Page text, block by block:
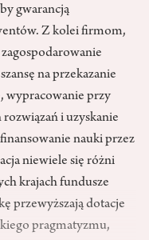
gwarancją
Z kolei firmom,
na przekazanie
wypracowanie przy
i uzyskanie
nauki przez
niewiele się różni
krajach fundusze
przewyższają dotacje
pragmatyzmu,